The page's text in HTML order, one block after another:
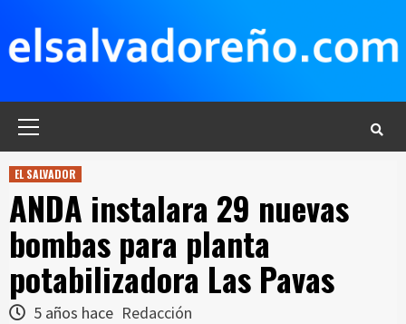
contenido
EL SALVADOR
ANDA instalara 29 nuevas
bombas para planta
potabilizadora Las Pavas
5 años hace Redacción